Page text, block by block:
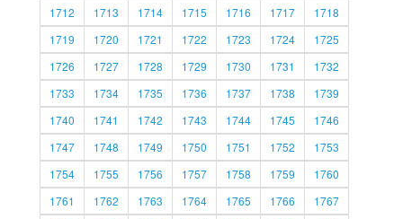
1712
1713 1714 1715 1716 1717
1718
1719
1720 1721 1722 1723 1724
1725
1726
1727 1728 1729 1730 1731
1732
1733
1734 1735 1736 1737 1738
1739
1740
1741 1742 1743 1744 1745
1746
1747
1748 1749 1750 1751 1752
1753
1754
1755 1756 1757 1758 1759
1760
1761
1762 1763 1764 1765 1766
1767